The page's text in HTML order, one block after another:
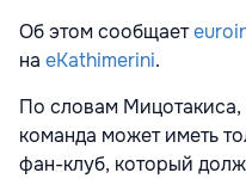
Об этом сообщает
на eKathimerini.
По словам Мицотакиса,
команда может иметь
фан-клуб, который